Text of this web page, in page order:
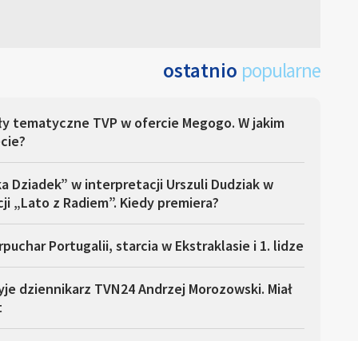
ostatnio popularne
tematyczne TVP w ofercie Megogo. W jakim
Dziadek” w interpretacji Urszuli Dudziak w
„Lato z Radiem”. Kiedy premiera?
Portugalii, starcia w Ekstraklasie i 1. lidze
dziennikarz TVN24 Andrzej Morozowski. Miał